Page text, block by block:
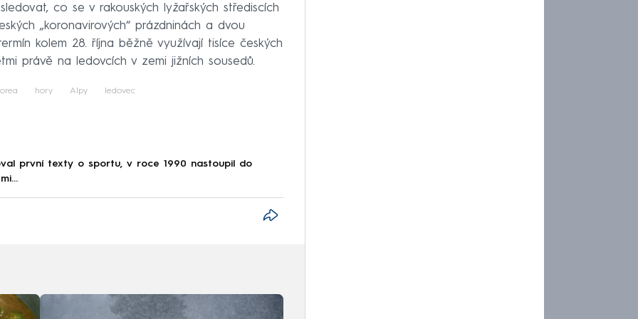
co se v rakouských lyžařských střediscích
„koronavirových“ prázdninách a dvou
kolem 28. října běžně využívají tisíce českých
právě na ledovcích v zemi jižních sousedů.
hory Alpy ledovec
první texty o sportu, v roce 1990 nastoupil do